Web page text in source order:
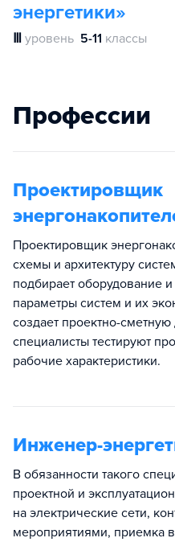
энергетики»
Ⅲ уровень 5-11 классы
Профессии
Проектировщик
Проектировщик
схемы и архитектуру
подбирает оборудование
параметры систем и их
создает проектно-
специалисты тестируют
рабочие характеристики.
Инженер-
В обязанности такого
проектной и
на электрические сети,
мероприятиями, приемка